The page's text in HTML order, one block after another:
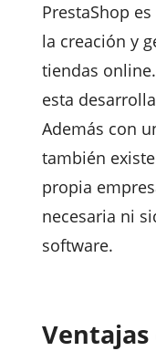
PrestaShop
la creación y
tiendas
esta
Además con
también
propia
necesaria ni
software.